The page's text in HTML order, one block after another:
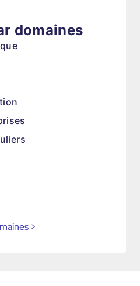
domaines
>